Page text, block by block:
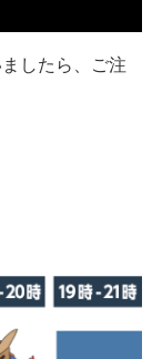
したら、ご注